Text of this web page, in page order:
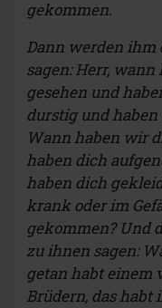
gekommen.
Dann werden ihm
sagen: Herr,
gesehen und
durstig und
Wann haben wir
haben dich
haben dich
krank oder im
gekommen? Und
zu ihnen sagen:
getan habt einem
Brüdern, das habt